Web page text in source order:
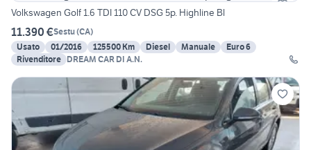
Volkswagen Golf 1.6 TDI 110 CV DSG 5p. Highline Bl
11.390 €Sestu(CA)
Usato
01/2016 125500 Km Diesel Manuale
Euro 6
Rivenditore DREAM CAR DI A.N.